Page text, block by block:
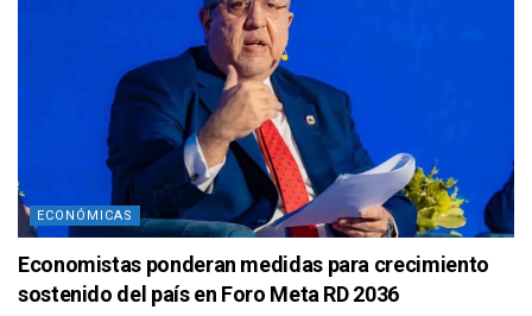
ECONÓMICAS
Economistas ponderan medidas para crecimiento
sostenido del país en Foro Meta RD 2036